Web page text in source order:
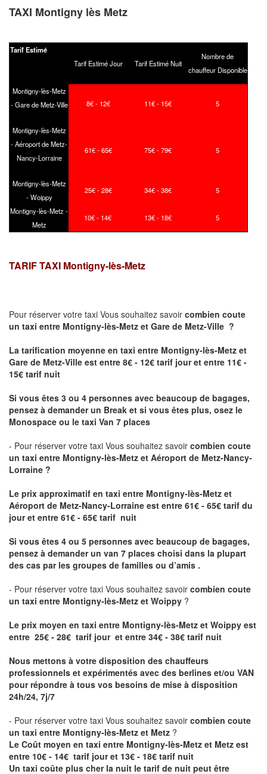
TAXI Montigny lès Metz
Tarif Estimé
Tarif Estimé Jour
Tarif Estimé Nuit
Nombre de
chauffeur Disponible
Montigny-lès-Metz
- Gare de Metz-Ville
8€ - 12€ 11€ - 15€ 5
Montigny-lès-Metz
- Aéroport de Metz-
Nancy-Lorraine
61€ - 65€ 75€ - 79€ 5
Montigny-lès-Metz
- Woippy
25€ - 28€ 34€ - 38€ 5
Montigny-lès-Metz -
Metz
10€ - 14€ 13€ - 18€ 5
TARIF TAXI Montigny-lès-Metz
Pour réserver votre taxi Vous souhaitez savoir combien coute
un taxi entre Montigny-lès-Metz et Gare de Metz-Ville ?
La tarification moyenne en taxi entre Montigny-lès-Metz et
Gare de Metz-Ville est entre 8€ - 12€ tarif jour et entre 11€ -
15€ tarif nuit
Si vous êtes 3 ou 4 personnes avec beaucoup de bagages,
pensez à demander un Break et si vous êtes plus, osez le
Monospace ou le taxi Van 7 places
- Pour réserver votre taxi Vous souhaitez savoir combien coute
un taxi entre Montigny-lès-Metz et Aéroport de Metz-Nancy-
Lorraine ?
Le prix approximatif en taxi entre Montigny-lès-Metz et
Aéroport de Metz-Nancy-Lorraine est entre 61€ - 65€ tarif du
jour et entre 61€ - 65€ tarif nuit
Si vous êtes 4 ou 5 personnes avec beaucoup de bagages,
pensez à demander un van 7 places choisi dans la plupart
des cas par les groupes de familles ou d’amis .
- Pour réserver votre taxi Vous souhaitez savoir combien coute
un taxi entre Montigny-lès-Metz et Woippy ?
Le prix moyen en taxi entre Montigny-lès-Metz et Woippy est
entre 25€ - 28€ tarif jour et entre 34€ - 38€ tarif nuit
Nous mettons à votre disposition des chauffeurs
professionnels et expérimentés avec des berlines et/ou VAN
pour répondre à tous vos besoins de mise à disposition
24h/24, 7j/7
- Pour réserver votre taxi Vous souhaitez savoir combien coute
un taxi entre Montigny-lès-Metz et Metz ?
Le Coût moyen en taxi entre Montigny-lès-Metz et Metz est
entre 10€ - 14€ tarif jour et 13€ - 18€ tarif nuit
Un taxi coûte plus cher la nuit le tarif de nuit peut être